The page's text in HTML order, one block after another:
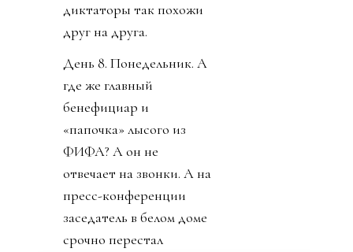
диктаторы так похожи
друг на друга.
День 8. Понедельник. А
где же главный
бенефициар и
«папочка» лысого из
ФИФА? А он не
отвечает на звонки. А на
пресс-конференции
заседатель в белом доме
срочно перестал